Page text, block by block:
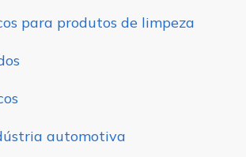
para produtos de limpeza
automotiva